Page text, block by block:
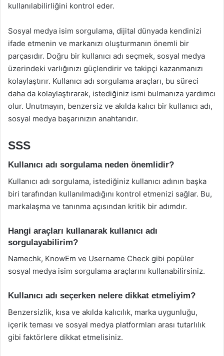
kullanılabilirliğini kontrol eder.
Sosyal medya isim sorgulama, dijital dünyada kendinizi
ifade etmenin ve markanızı oluşturmanın önemli bir
parçasıdır. Doğru bir kullanıcı adı seçmek, sosyal medya
üzerindeki varlığınızı güçlendirir ve takipçi kazanmanızı
kolaylaştırır. Kullanıcı adı sorgulama araçları, bu süreci
daha da kolaylaştırarak, istediğiniz ismi bulmanıza yardımcı
olur. Unutmayın, benzersiz ve akılda kalıcı bir kullanıcı adı,
sosyal medya başarınızın anahtarıdır.
SSS
Kullanıcı adı sorgulama neden önemlidir?
Kullanıcı adı sorgulama, istediğiniz kullanıcı adının başka
biri tarafından kullanılmadığını kontrol etmenizi sağlar. Bu,
markalaşma ve tanınma açısından kritik bir adımdır.
Hangi araçları kullanarak kullanıcı adı
sorgulayabilirim?
Namechk, KnowEm ve Username Check gibi popüler
sosyal medya isim sorgulama araçlarını kullanabilirsiniz.
Kullanıcı adı seçerken nelere dikkat etmeliyim?
Benzersizlik, kısa ve akılda kalıcılık, marka uygunluğu,
içerik teması ve sosyal medya platformları arası tutarlılık
gibi faktörlere dikkat etmelisiniz.